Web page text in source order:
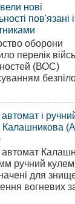
нові
пов'язані
оборони
перелік
(ВОС)
і
Калашникова
ручний
для
вогневих